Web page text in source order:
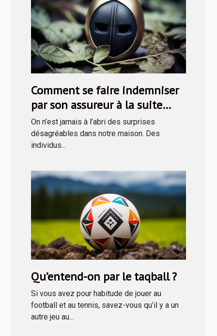
Comment se faire indemniser
par son assureur à la suite
d’une rapine ?
On n’est jamais à l’abri des surprises
désagréables dans notre maison. Des
individus...
Qu’entend-on par le taqball ?
Si vous avez pour habitude de jouer au
football et au tennis, savez-vous qu’il y a un
autre jeu au...